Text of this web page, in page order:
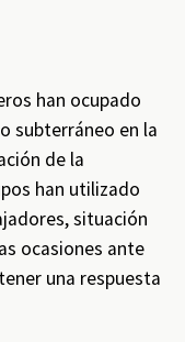
han ocupado
subterráneo en la
de la
han utilizado
situación
ocasiones ante
una respuesta